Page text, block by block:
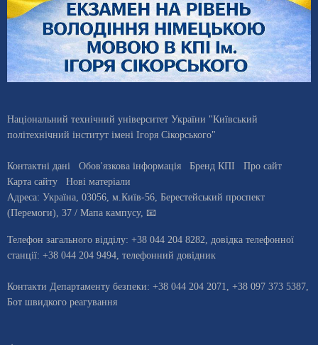
Національний технічний університет України "Київський
політехнічний інститут імені Ігоря Сікорського"
Контактні дані Обов'язкова інформація Бренд КПІ
Про сайт
Карта сайту
Нові матеріали
Адреса: Україна 03056 , м. Київ-56, Берестейський проспект
(Перемоги), 37 / Мапа кампусу, 📧
Телефон загального відділу: +38 044 204 8282, довiдка телефонної
станцiї: +38 044 204 9494, телефонний довідник
Контакти Департаменту безпеки: +38 044 204 2071, +38 097 373 5387,
Бот швидкого реагування